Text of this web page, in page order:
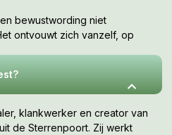
bewustwording niet
ontvouwt zich vanzelf, op
klankwerker en creator van
de Sterrenpoort. Zij werkt